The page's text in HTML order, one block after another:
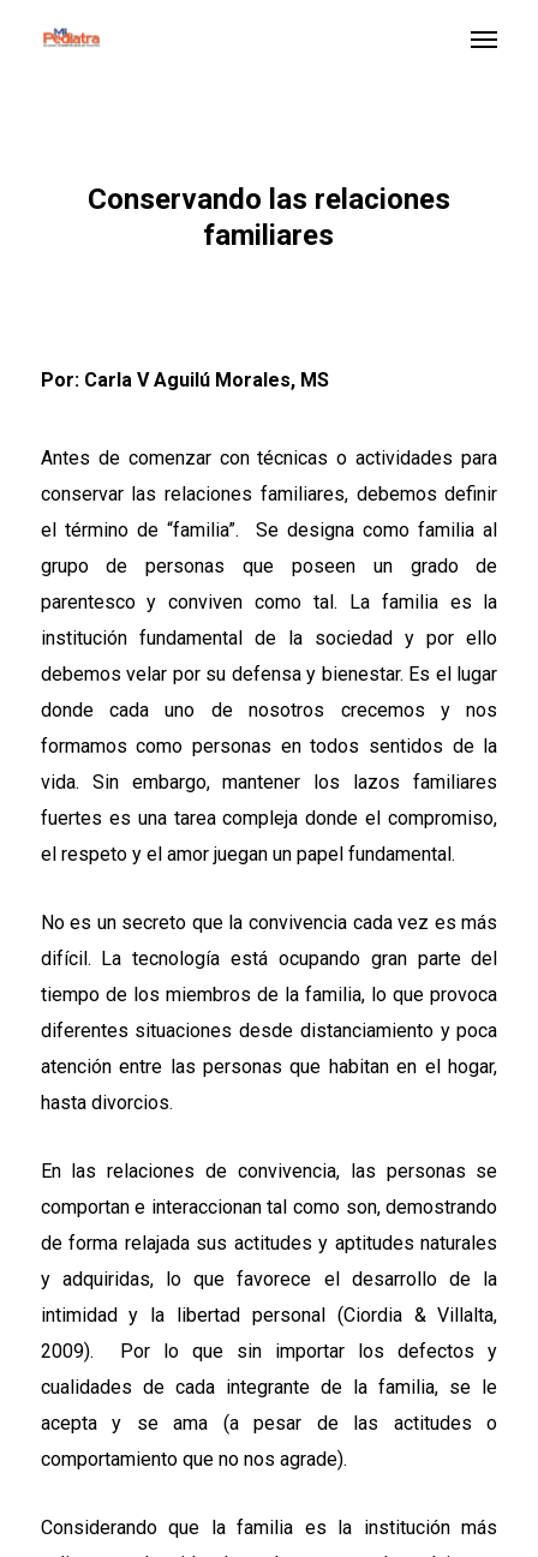
Conservando las relaciones
familiares
Por: Carla V Aguilú Morales, MS
Antes de comenzar con técnicas o actividades para
conservar las relaciones familiares, debemos definir
el término de “familia”. Se designa como familia al
grupo de personas que poseen un grado de
parentesco y conviven como tal. La familia es la
institución fundamental de la sociedad y por ello
debemos velar por su defensa y bienestar. Es el lugar
donde cada uno de nosotros crecemos y nos
formamos como personas en todos sentidos de la
vida. Sin embargo, mantener los lazos familiares
fuertes es una tarea compleja donde el compromiso,
el respeto y el amor juegan un papel fundamental.
No es un secreto que la convivencia cada vez es más
difícil. La tecnología está ocupando gran parte del
tiempo de los miembros de la familia, lo que provoca
diferentes situaciones desde distanciamiento y poca
atención entre las personas que habitan en el hogar,
hasta divorcios.
En las relaciones de convivencia, las personas se
comportan e interaccionan tal como son, demostrando
de forma relajada sus actitudes y aptitudes naturales
y adquiridas, lo que favorece el desarrollo de la
intimidad y la libertad personal (Ciordia & Villalta,
2009). Por lo que sin importar los defectos y
cualidades de cada integrante de la familia, se le
acepta y se ama (a pesar de las actitudes o
comportamiento que no nos agrade).
Considerando que la familia es la institución más